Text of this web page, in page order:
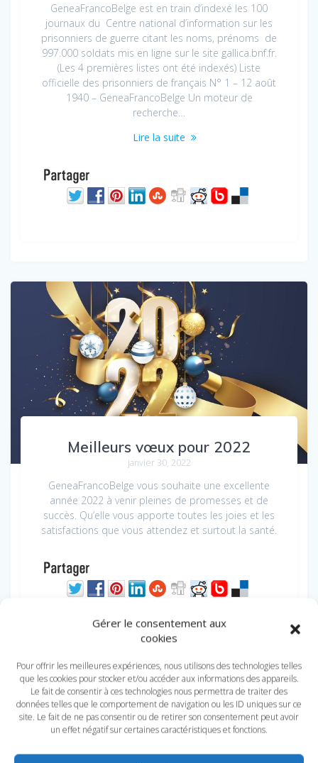
Gérer le consentement aux
cookies
Pour offrir les meilleures expériences, nous utilisons des technologies telles
que les cookies pour stocker et/ou accéder aux informations des appareils.
Le fait de consentir à ces technologies nous permettra de traiter des
données telles que le comportement de navigation ou les ID uniques sur ce
site. Le fait de ne pas consentir ou de retirer son consentement peut avoir
un effet négatif sur certaines caractéristiques et fonctions.
GeneaFrancoBelge est en train d’indexé les 100
journaux du Centre national d’information sur les
prisonniers de guerre citant les noms, prénoms de
997.000 soldats mis en ligne sur le site gallica.bnf.fr.
(Les 4 premières listes ont été indexés) Liste
officielle des prisonniers de français N° 1 – 12 août
1940 – GeneaFrancoBelge Un moteur de
recherche…
Lire la suite
Meilleurs vœux pour 2022
janvier 30, 2022
GeneaFrancoBelge vous souhaite une excellente
année 2022 à venir pleines de promesses et de
succès. Qu’elle vous apporte toutes les joies et les
satisfactions que vous attendez et surtout la santé.